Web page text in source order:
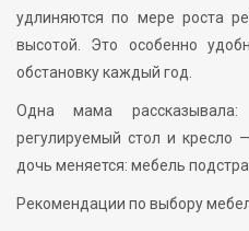
удлиняются по мере роста
высотой. Это особенно
обстановку каждый год.
Одна мама
регулируемый стол и кресло
дочь меняется: мебель
Рекомендации по выбору